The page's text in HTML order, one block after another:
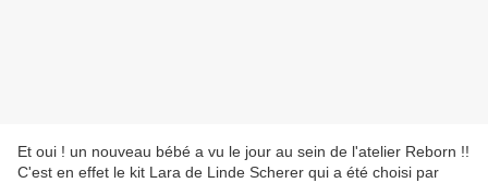
Et oui ! un nouveau bébé a vu le jour au sein de l'atelier Reborn !!
C'est en effet le kit Lara de Linde Scherer qui a été choisi par